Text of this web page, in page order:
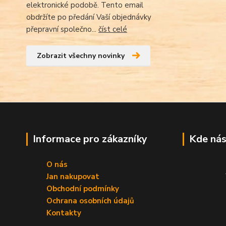
elektronické podobě. Tento email
obdržíte po předání Vaší objednávky
přepravní společno... číst celé
Zobrazit všechny novinky
Informace pro zákazníky
O nás
Jan nakupovat
Obchodní podmínky
Ochrana osobních údajů
Kontakty
Kde